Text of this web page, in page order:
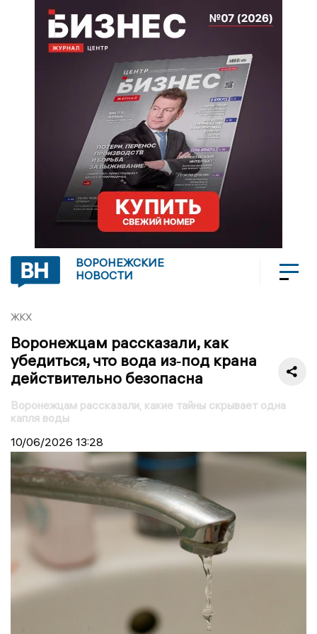
ВОРОНЕЖСКИЕ
НОВОСТИ
ЖКХ
Воронежцам рассказали, как
убедиться, что вода из‑под крана
действительно безопасна
Воронежцам рассказали, какие тайны скрывает одна
капля воды
10/06/2026 13:28